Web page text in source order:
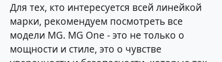
Для тех, кто интересуется всей линейкой
марки, рекомендуем посмотреть все
модели MG. MG One - это не только о
мощности и стиле, это о чувстве